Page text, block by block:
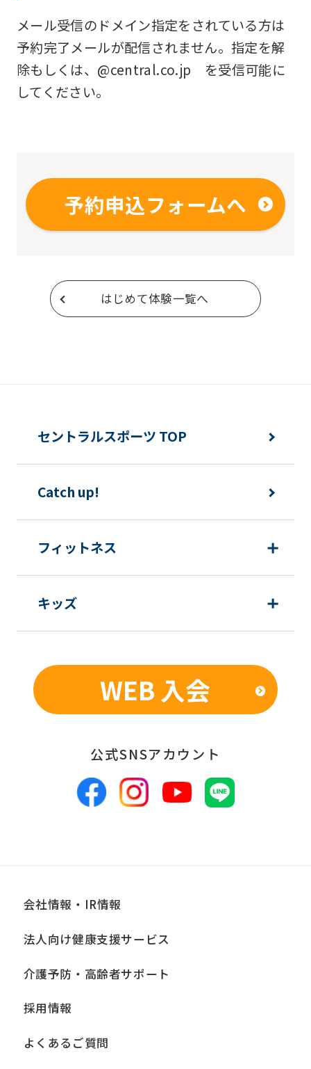
メール受信のドメイン指定をされている方は
予約完了メールが配信されません。指定を解
除もしくは、@central.co.jp を受信可能に
してください。
予約申込フォームへ
はじめて体験一覧へ
service.
Automatic
セントラルスポーツ TOP
Catch up!
フィットネス
キッズ
WEB 入会
公式SNSアカウント
会社情報・IR情報
法人向け健康支援サービス
介護予防・高齢者サポート
採用情報
よくあるご質問